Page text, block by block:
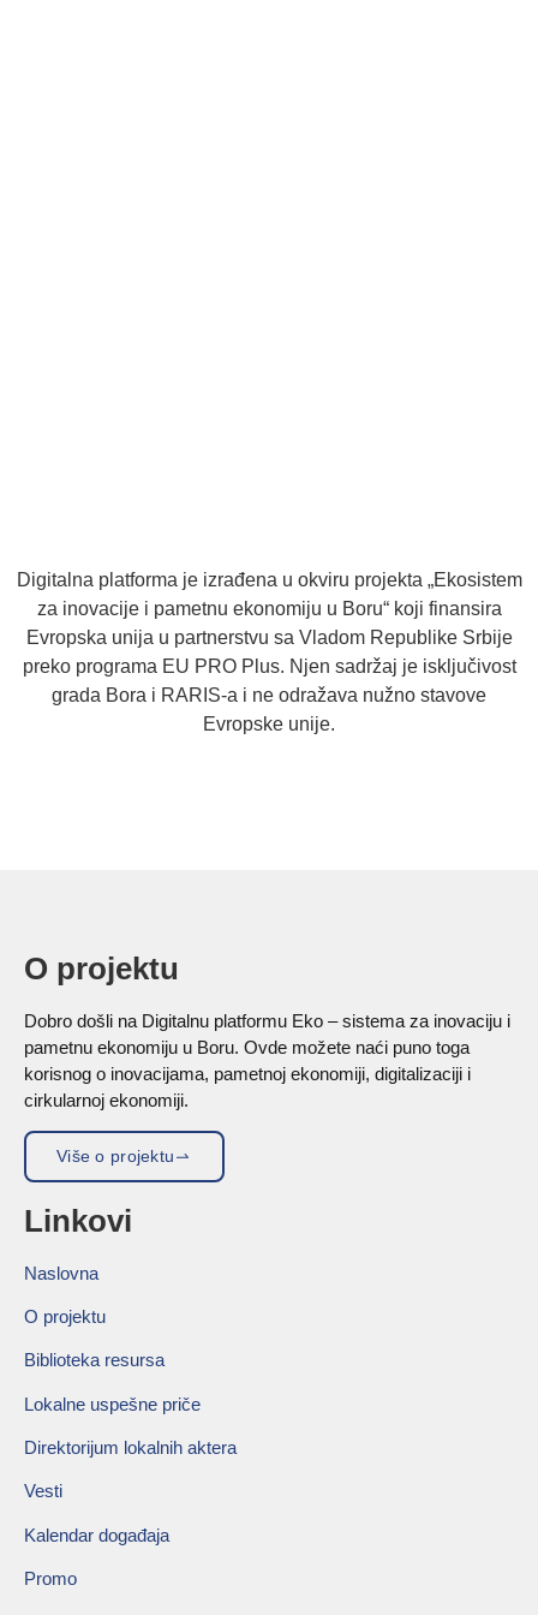
Digitalna platforma je izrađena u okviru projekta „Ekosistem
za inovacije i pametnu ekonomiju u Boru“ koji finansira
Evropska unija u partnerstvu sa Vladom Republike Srbije
preko programa EU PRO Plus. Njen sadržaj je isključivost
grada Bora i RARIS-a i ne odražava nužno stavove
Evropske unije.
O projektu
Dobro došli na Digitalnu platformu Eko – sistema za inovaciju i
pametnu ekonomiju u Boru. Ovde možete naći puno toga
korisnog o inovacijama, pametnoj ekonomiji, digitalizaciji i
cirkularnoj ekonomiji.
Više o projektu
Linkovi
Naslovna
O projektu
Biblioteka resursa
Lokalne uspešne priče
Direktorijum lokalnih aktera
Vesti
Kalendar događaja
Promo